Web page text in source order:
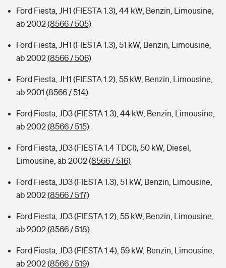
Ford Fiesta, JH1 (FIESTA 1.3), 44 kW, Benzin, Limousine,
ab 2002(8566 / 505)
Ford Fiesta, JH1 (FIESTA 1.3), 51 kW, Benzin, Limousine,
ab 2002(8566 / 506)
Ford Fiesta, JH1 (FIESTA 1.2), 55 kW, Benzin, Limousine,
ab 2001 (8566 / 514)
Ford Fiesta, JD3 (FIESTA 1.3), 44 kW, Benzin, Limousine,
ab 2002(8566 / 515)
Ford Fiesta, JD3 (FIESTA 1.4 TDCI), 50 kW, Diesel,
Limousine, ab 2002(8566 / 516)
Ford Fiesta, JD3 (FIESTA 1.3), 51 kW, Benzin, Limousine,
ab 2002(8566 / 517)
Ford Fiesta, JD3 (FIESTA 1.2), 55 kW, Benzin, Limousine,
ab 2002(8566 / 518)
Ford Fiesta, JD3 (FIESTA 1.4), 59 kW, Benzin, Limousine,
ab 2002(8566 / 519)